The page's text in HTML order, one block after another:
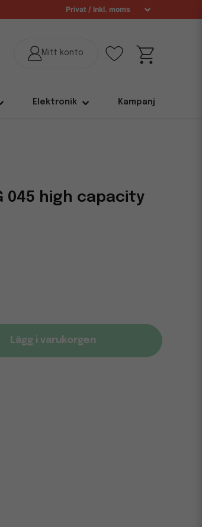
Elektronik Kampanj
045 high capacity
Lägg i varukorgen